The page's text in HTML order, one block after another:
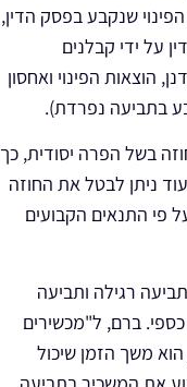
שנקבע בפסק הדין,
על ידי קבלנים
הוצאות הפינוי ואחסון
בתביעה נפרדת).
בשל הפרה יסודית, כך
ניתן לבטל את החוזה
פי התנאים הקבועים
רגילה ותביעה
כספי. ברם, ל"מכשירים
משך הזמן שיכול